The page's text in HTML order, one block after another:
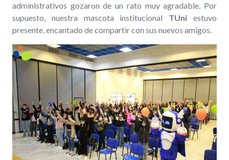
administrativos gozaron de un rato muy agradable. Por
supuesto, nuestra mascota institucional TUniestuvo
presente, encantado de compartir con sus nuevos amigos.